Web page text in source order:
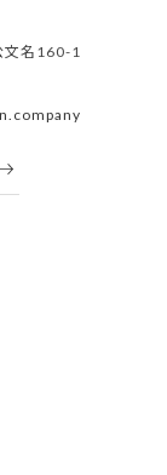
文名160-1